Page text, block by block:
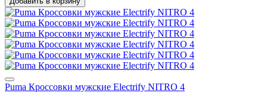
Puma Кроссовки мужские Electrify NITRO 4